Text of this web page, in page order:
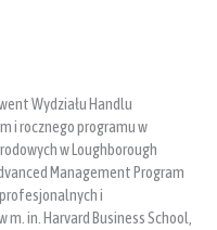
Wydziału Handlu
i rocznego programu w
w Loughborough
Management Program
profesjonalnych i
in. Harvard Business School,